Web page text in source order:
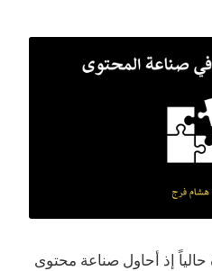
حالياً إذ أحاول صناعة محتوى